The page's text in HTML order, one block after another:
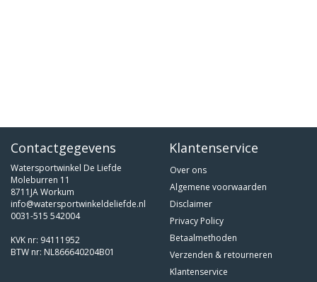
Contactgegevens
Watersportwinkel De Liefde
Moleburren 11
8711JA Workum
info@watersportwinkeldeliefde.nl
0031-515 542004
KVK nr: 94111952
BTW nr: NL866640204B01
Klantenservice
Over ons
Algemene voorwaarden
Disclaimer
Privacy Policy
Betaalmethoden
Verzenden & retourneren
Klantenservice